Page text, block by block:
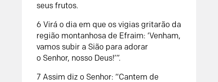
seus frutos.
6 Virá o dia em que os vigias gritarão da
região montanhosa de Efraim: ‘Venham,
vamos subir a Sião para adorar
o Senhor, nosso Deus!’”.
7 Assim diz o Senhor: “Cantem de